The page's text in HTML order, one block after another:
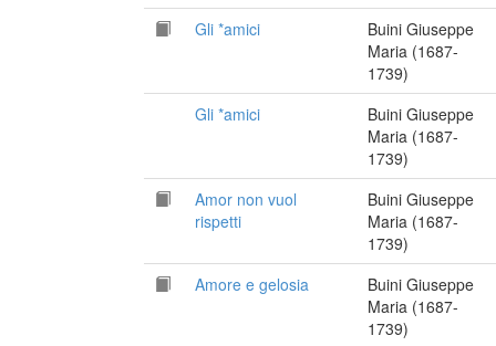
Gli *amici
Buini Giuseppe
Maria (1687-
1739)
Gli *amici
Buini Giuseppe
Maria (1687-
1739)
Amor non vuol
rispetti
Buini Giuseppe
Maria (1687-
1739)
Amore e gelosia
Buini Giuseppe
Maria (1687-
1739)